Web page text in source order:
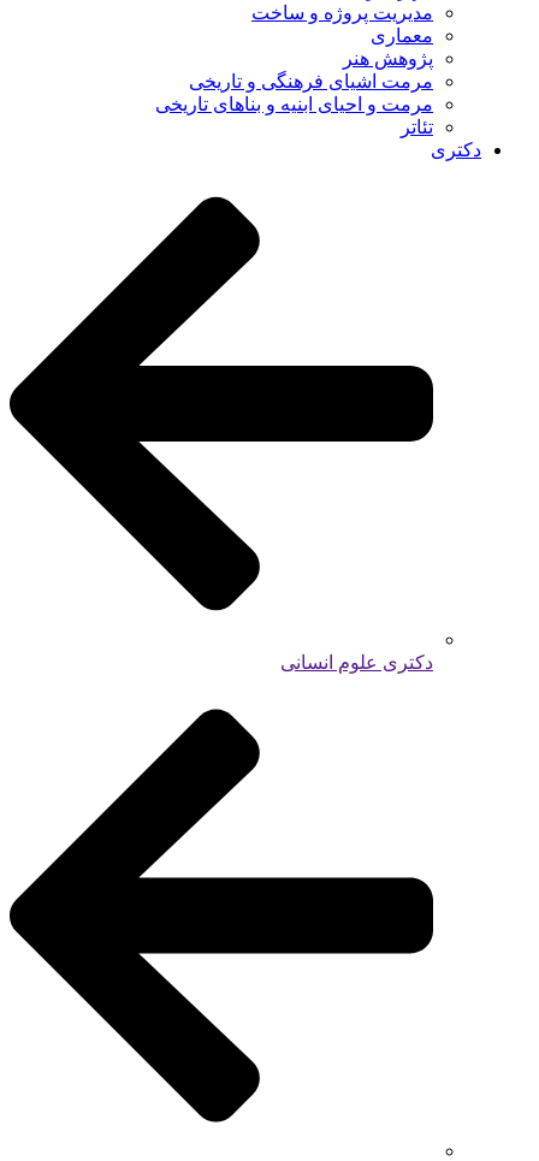
مدیریت پروژه و ساخت
معماری
پژوهش هنر
مرمت اشیای فرهنگی و تاریخی
مرمت و احیای ابنیه و بناهای تاریخی
تئاتر
دکتری
دکتری علوم انسانی